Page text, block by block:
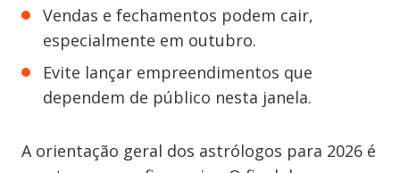
Vendas e fechamentos podem cair,
especialmente em outubro.
Evite lançar empreendimentos que
dependem de público nesta janela.
A orientação geral dos astrólogos para 2026 é